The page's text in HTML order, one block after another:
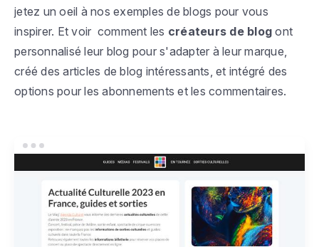
jetez un oeil à nos exemples de blogs pour vous
inspirer. Et voir comment les créateurs de blog ont
personnalisé leur blog pour s'adapter à leur marque,
créé des articles de blog intéressants, et intégré des
options pour les abonnements et les commentaires.